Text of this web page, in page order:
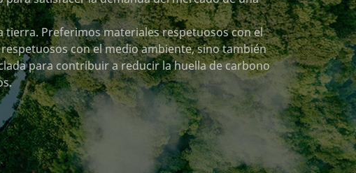
Preferimos materiales respetuosos con el
con el medio ambiente, sino también
para contribuir a reducir la huella de carbono